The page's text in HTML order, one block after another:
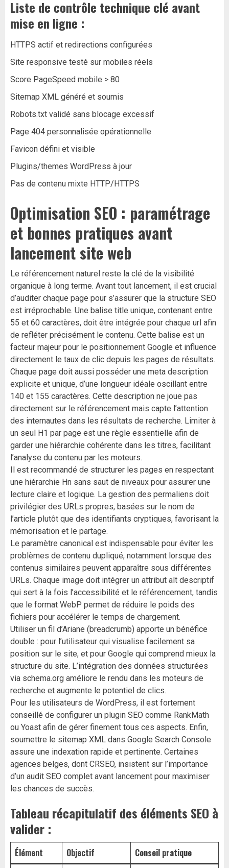
Liste de contrôle technique clé avant
mise en ligne :
HTTPS actif et redirections configurées
Site responsive testé sur mobiles réels
Score PageSpeed mobile > 80
Sitemap XML généré et soumis
Robots.txt validé sans blocage excessif
Page 404 personnalisée opérationnelle
Favicon défini et visible
Plugins/themes WordPress à jour
Pas de contenu mixte HTTP/HTTPS
Optimisation SEO : paramétrage
et bonnes pratiques avant
lancement site web
Le référencement naturel reste la clé de la visibilité
organique à long terme. Avant tout lancement, il est crucial
d’auditer chaque page pour s’assurer que la structure SEO
est irréprochable. Une balise title unique, contenant entre
55 et 60 caractères, doit être intégrée pour chaque url afin
de refléter précisément le contenu. Cette balise est un
facteur majeur pour le positionnement Google et influence
directement le taux de clic depuis les pages de résultats.
Chaque page doit aussi posséder une meta description
explicite et unique, d’une longueur idéale oscillant entre
140 et 155 caractères. Cette description ne joue pas
directement sur le référencement mais capte l’attention
des internautes dans les résultats de recherche. Limiter à
un seul H1 par page est une règle essentielle afin de
garder une hiérarchie cohérente dans les titres, facilitant
l’analyse du contenu par les moteurs.
Il est recommandé de structurer les pages en respectant
une hiérarchie Hn sans saut de niveaux pour assurer une
lecture claire et logique. La gestion des permaliens doit
privilégier des URLs propres, basées sur le nom de
l’article plutôt que des identifiants cryptiques, favorisant la
mémorisation et le partage.
Le paramètre canonical est indispensable pour éviter les
problèmes de contenu dupliqué, notamment lorsque des
contenus similaires peuvent apparaître sous différentes
URLs. Chaque image doit intégrer un attribut alt descriptif
qui sert à la fois l’accessibilité et le référencement, tandis
que le format WebP permet de réduire le poids des
fichiers pour accélérer le temps de chargement.
Utiliser un fil d’Ariane (breadcrumb) apporte un bénéfice
double : pour l’utilisateur qui visualise facilement sa
position sur le site, et pour Google qui comprend mieux la
structure du site. L’intégration des données structurées
via schema.org améliore le rendu dans les moteurs de
recherche et augmente le potentiel de clics.
Pour les utilisateurs de WordPress, il est fortement
conseillé de configurer un plugin SEO comme RankMath
ou Yoast afin de gérer finement tous ces aspects. Enfin,
soumettre le sitemap XML dans Google Search Console
assure une indexation rapide et pertinente. Certaines
agences belges, dont CRSEO, insistent sur l’importance
d’un audit SEO complet avant lancement pour maximiser
les chances de succès.
Tableau récapitulatif des éléments SEO à
valider :
Élément Objectif Conseil pratique